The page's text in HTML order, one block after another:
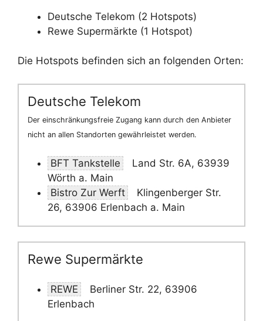
Deutsche Telekom (2 Hotspots)
Rewe Supermärkte (1 Hotspot)
Die Hotspots befinden sich an folgenden Orten:
Deutsche Telekom
Der einschränkungsfreie Zugang kann durch den Anbieter
nicht an allen Standorten gewährleistet werden.
BFT Tankstelle
Land Str. 6A, 63939
Wörth a. Main
Bistro Zur Werft
Klingenberger Str.
26, 63906 Erlenbach a. Main
Rewe Supermärkte
REWE
Berliner Str. 22, 63906
Erlenbach